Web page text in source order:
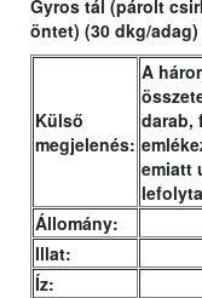
Gyros tál (párolt
öntet) (30 dkg/adag)
Külső
megjelenés:
A
darab,
emiatt
Állomány:
Illat:
Íz: